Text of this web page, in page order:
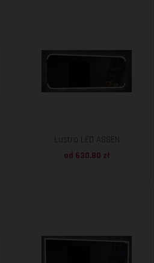
Lustro LED ASSEN
od 630.80 zł